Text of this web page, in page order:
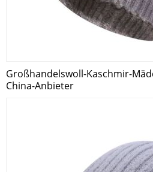
Großhandelswoll-Kaschmir-
China-Anbieter